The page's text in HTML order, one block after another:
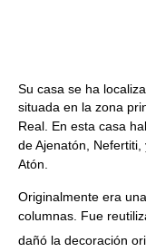
Su casa se ha
situada en la zona
Real. En esta casa
de Ajenatón, Nefertiti,
Atón.
Originalmente era
columnas. Fue
dañó la decoración